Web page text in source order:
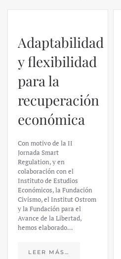
Adaptabilidad
y flexibilidad
para la
recuperación
económica
Con motivo de la II
Jornada Smart
Regulation, y en
colaboración con el
Instituto de Estudios
Económicos, la Fundación
Civismo, el Institut Ostrom
y la Fundación para el
Avance de la Libertad,
hemos elaborado…
LEER MÁS…